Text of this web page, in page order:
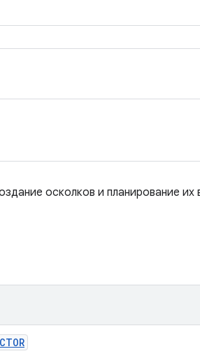
осколков и планирование их